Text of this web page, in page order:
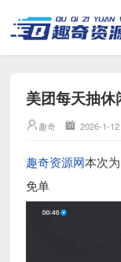
美团每天抽
趣奇 2026-1-
趣奇资源网本次
免单